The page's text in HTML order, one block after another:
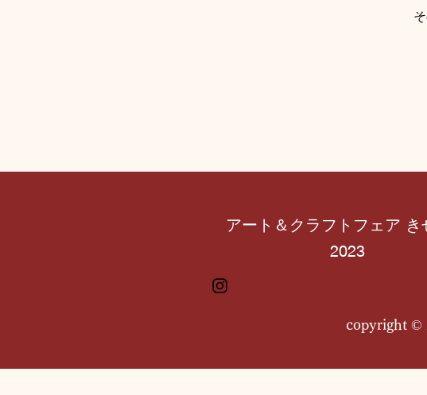
アート＆クラフトフェア き
2023
copyright ©